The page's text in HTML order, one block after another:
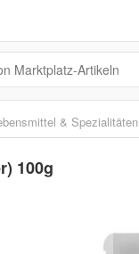
& Spezialitäten
100g